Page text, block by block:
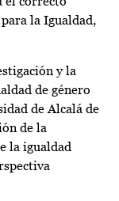
la Igualdad,
y la
de género
de Alcalá de
de la
la igualdad